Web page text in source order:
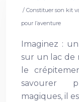
/ Constituer son kit
pour l’aventure
Imaginez :
sur un lac de
le
savourer
magiques, il